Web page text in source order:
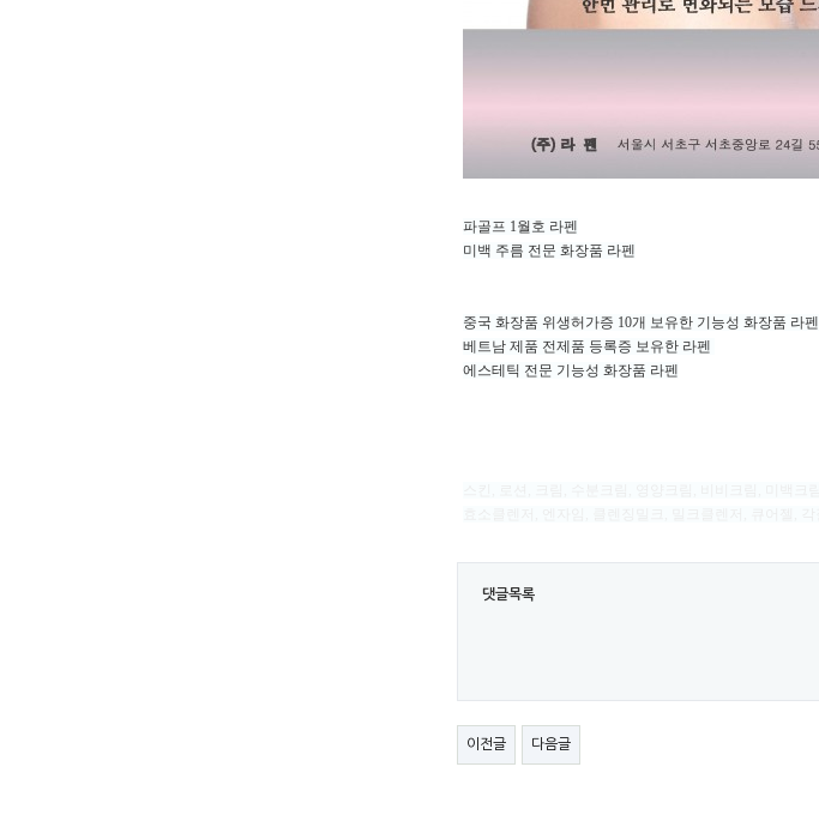
파골프 1월호 라펜
미백 주름 전문 화장품 라펜
중국 화장품 위생허가증 10개 보유한 기능성 화장품 라펜
베트남 제품 전제품 등록증 보유한 라펜
에스테틱 전문 기능성 화장품 라펜
댓글목록
이전글 다음글